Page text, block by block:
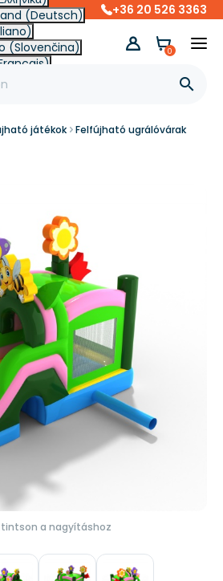
(Deutsch)
(Slovenčina)
€)
+36 20 526 3363

0
játékok Felfújható ugrálóvárak
a nagyításhoz